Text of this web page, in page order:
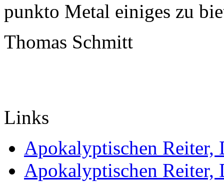
punkto Metal einiges zu
Thomas Schmitt
Links
Apokalyptischen Reiter,
Apokalyptischen Reiter,